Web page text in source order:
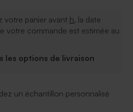
votre panier avant h, la date
votre commande est estimée au
les options de livraison
un échantillon personnalisé